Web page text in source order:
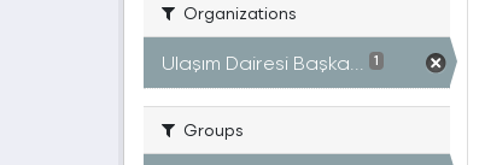
Organizations
Ulaşım Dairesi Başka... 1
Groups